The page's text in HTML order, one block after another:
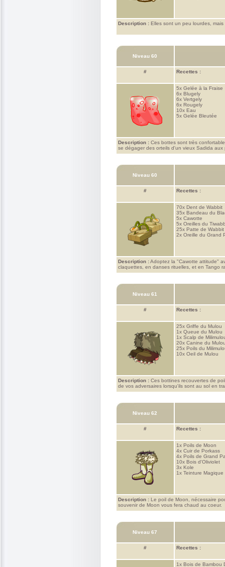
Description : Elles sont un peu lourdes,
Niveau 60
# Recettes :
5x Gelée à la Fraise
6x Blugely
6x Vertgely
6x Rougely
10x Eau
5x Gelée Bleutée
Description : Ces bottes sont très
se dégager des orteils d'un vieux Sadida aux
Niveau 60
# Recettes :
70x Dent de Wabbit
35x Bandeau du
5x Cawotte
5x Oreilles du
25x Patte de Wabbit
2x Oreille du Grand
Description :Adoptez la "Cawotte attitude"
claquettes, en danses rituelles, et en Tango
Niveau 61
# Recettes :
25x Griffe du Mulou
1x Queue du Mulou
1x Scalp de
20x Canine du
25x Poils du
10x Oeil de Mulou
Description : Ces bottines recouvertes de
de vos adversaires lorsqu'ils sont au sol en
Niveau 62
# Recettes :
1x Poils de Moon
4x Cuir de Porkass
4x Poils de Grand
10x Bois d'Oliviolet
3x Kole
1x Teinture Magique
Description : Le poil de Moon, nécessaire
souvenir de Moon vous fera chaud au coeur.
Niveau 67
# Recettes :
1x Bois de Bambou